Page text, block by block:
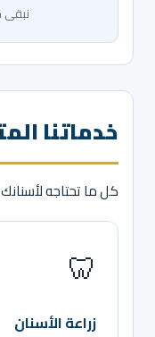
نبقى
خدماتنا
كل ما تحتاجه
🦷
زراعة الأسنان